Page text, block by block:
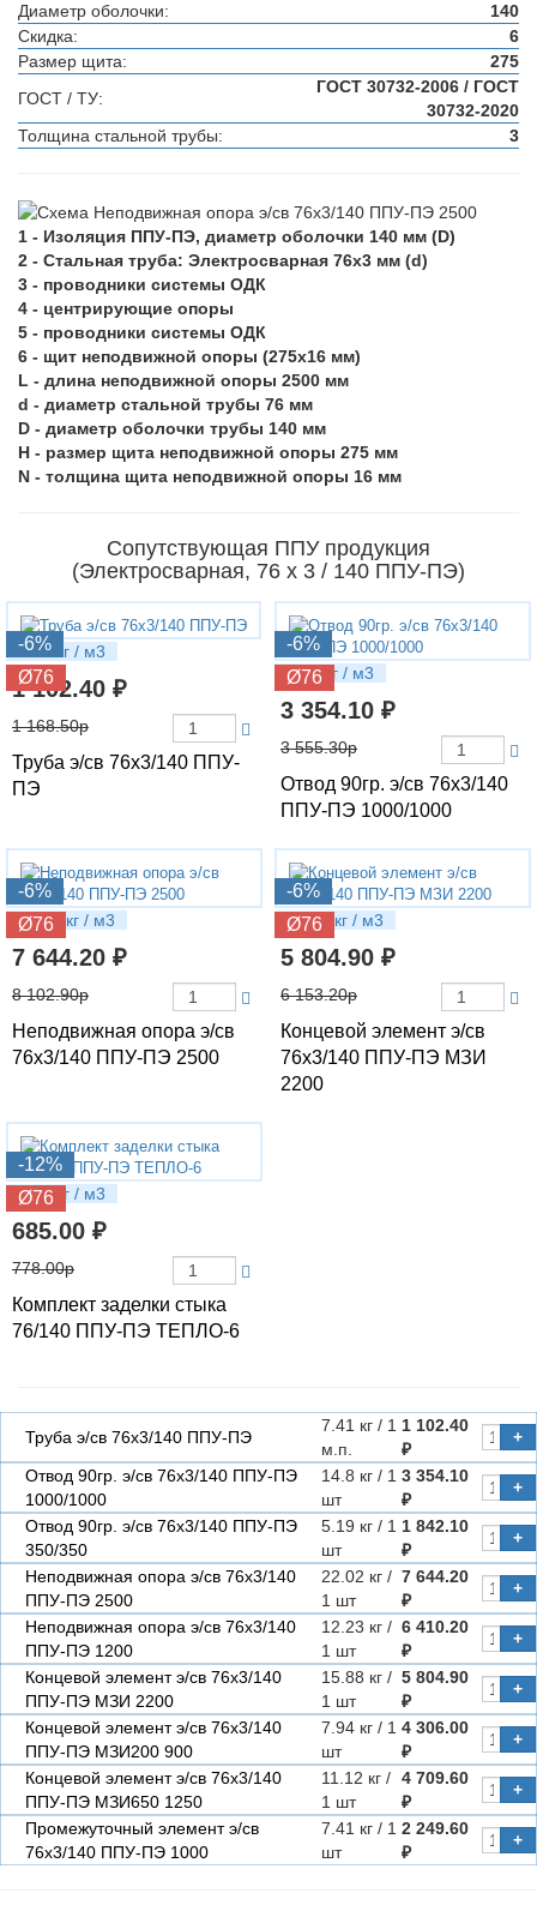
Диаметр оболочки:
140
Скидка:
6
Размер щита:
275
ГОСТ / ТУ:
ГОСТ 30732-2006 / ГОСТ
30732-2020
Толщина стальной трубы:
3
1 - Изоляция ППУ-ПЭ, диаметр оболочки 140 мм (D)
2 - Стальная труба: Электросварная 76х3 мм (d)
3 - проводники системы ОДК
4 - центрирующие опоры
5 - проводники системы ОДК
6 - щит неподвижной опоры (275x16 мм)
L - длина неподвижной опоры 2500 мм
d - диаметр стальной трубы 76 мм
D - диаметр оболочки трубы 140 мм
H - размер щита неподвижной опоры 275 мм
N - толщина щита неподвижной опоры 16 мм
Сопутствующая ППУ продукция
(Электросварная, 76 х 3 / 140 ППУ-ПЭ)
-6%
Ø76
7.41 кг / м3
1 102.40 ₽
1 168.50р
Труба э/св 76х3/140 ППУ-
ПЭ
-6%
Ø76
14.8 кг / м3
3 354.10 ₽
3 555.30р
Отвод 90гр. э/св 76х3/140
ППУ-ПЭ 1000/1000
-6%
Ø76
22.02 кг / м3
7 644.20 ₽
8 102.90р
Неподвижная опора э/св
76х3/140 ППУ-ПЭ 2500
-6%
Ø76
15.88 кг / м3
5 804.90 ₽
6 153.20р
Концевой элемент э/св
76х3/140 ППУ-ПЭ МЗИ
2200
-12%
Ø76
1.31 кг / м3
685.00 ₽
778.00р
Комплект заделки стыка
76/140 ППУ-ПЭ ТЕПЛО-6
Труба э/св 76х3/140 ППУ-ПЭ
7.41 кг / 1
м.п.
1 102.40
₽
+
Отвод 90гр. э/св 76х3/140 ППУ-ПЭ
1000/1000
14.8 кг / 1
шт
3 354.10
₽
+
Отвод 90гр. э/св 76х3/140 ППУ-ПЭ
350/350
5.19 кг / 1
шт
1 842.10
₽
+
Неподвижная опора э/св 76х3/140
ППУ-ПЭ 2500
22.02 кг /
1 шт
7 644.20
₽
+
Неподвижная опора э/св 76х3/140
ППУ-ПЭ 1200
12.23 кг /
1 шт
6 410.20
₽
+
Концевой элемент э/св 76х3/140
ППУ-ПЭ МЗИ 2200
15.88 кг /
1 шт
5 804.90
₽
+
Концевой элемент э/св 76х3/140
ППУ-ПЭ МЗИ200 900
7.94 кг / 1
шт
4 306.00
₽
+
Концевой элемент э/св 76х3/140
ППУ-ПЭ МЗИ650 1250
11.12 кг /
1 шт
4 709.60
₽
+
Промежуточный элемент э/св
76х3/140 ППУ-ПЭ 1000
7.41 кг / 1
шт
2 249.60
₽
+